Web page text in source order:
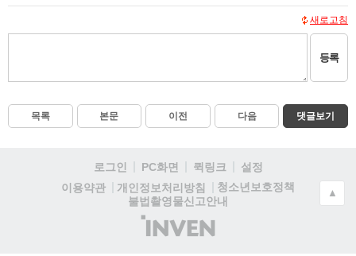
새로고침
등록
목록 본문 이전 다음 댓글보기
로그인 PC화면 퀵링크
설정
이용약관
개인정보처리방침
청소년보호정책
불법촬영물신고안내
(주)
인
▲